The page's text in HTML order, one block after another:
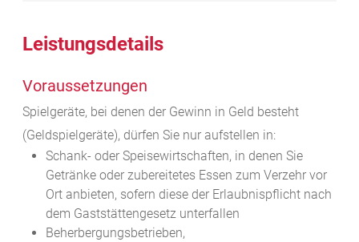
Leistungsdetails
Voraussetzungen
Spielgeräte, bei denen der Gewinn in Geld besteht
(Geldspielgeräte), dürfen Sie nur aufstellen in:
Schank- oder Speisewirtschaften, in denen Sie
Getränke oder zubereitetes Essen zum Verzehr vor
Ort anbieten, sofern diese der Erlaubnispflicht nach
dem Gaststättengesetz unterfallen
Beherbergungsbetrieben,